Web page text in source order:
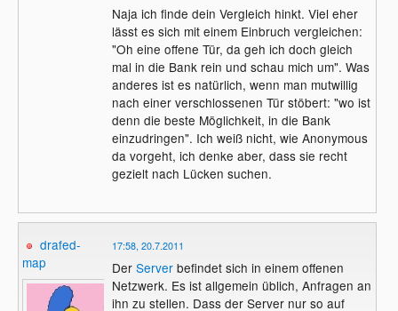
ist wie beim Gefängnisausbruch: Der
Gefangene kann ausbrechen und den
nächsten Laden überfallen. Dabei begeht
er eine Straftat. Er kann aber auch
ausbrechen, vorne klingeln, "Ihr
Gefängnissystem ist unsicher, bitte
verbessern sie es." sagen und sich wieder
in seine Zelle setzen. Beim
Gefängnisausbruch hat die deutsche Justiz
das inzwischen kapiert, bei
kommt es bei Computersystemen viel öfter
Fällen, während es bei
Gefängnisausbrüchen anders herum ist.
Naja ich finde dein Vergleich hinkt. Viel eher
lässt es sich mit einem Einbruch vergleichen:
"Oh eine offene Tür, da geh ich doch gleich
mal in die Bank rein und schau mich um". Was
anderes ist es natürlich, wenn man mutwillig
nach einer verschlossenen Tür stöbert: "wo ist
denn die beste Möglichkeit, in die Bank
einzudringen". Ich weiß nicht, wie Anonymous
da vorgeht, ich denke aber, dass sie recht
gezielt nach Lücken suchen.
drafed-
map
17:58, 20.7.2011
Der Serverbefindet sich in einem offenen
Netzwerk. Es ist allgemein üblich, Anfragen an
ihn zu stellen. Dass der Server nur so auf